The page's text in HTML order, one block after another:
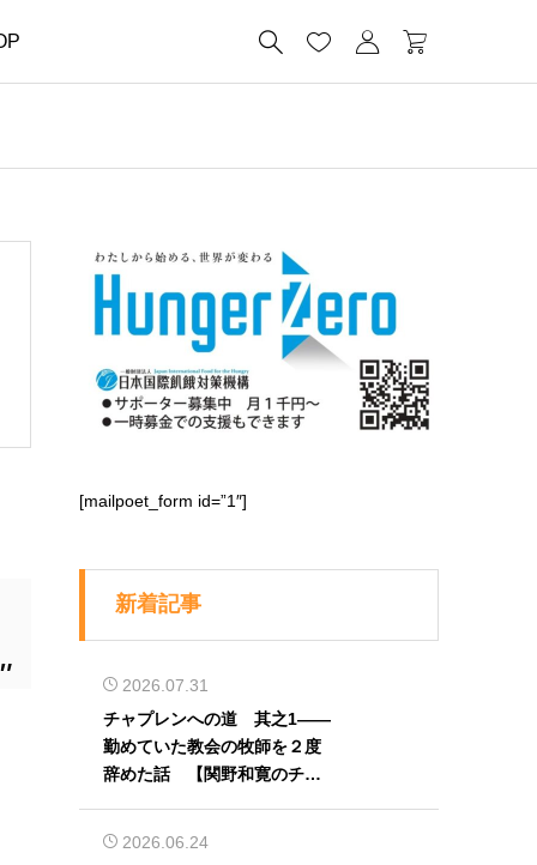
   
[mailpoet_form id=”1″]
新着記事
2026.07.31
チャプレンへの道 其之1――
勤めていた教会の牧師を２度
辞めた話 【関野和寛のチャ
2026.06.24